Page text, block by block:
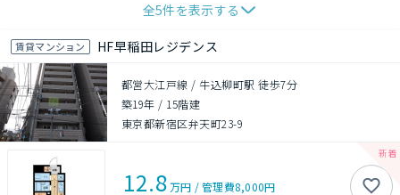
全5件を表示する
賃貸マンション HF早稲田レジデンス
都営大江戸線 / 牛込柳町駅 徒歩7分
築19年 / 15階建
東京都新宿区弁天町23-9
12.8万円 /管理費8,000円